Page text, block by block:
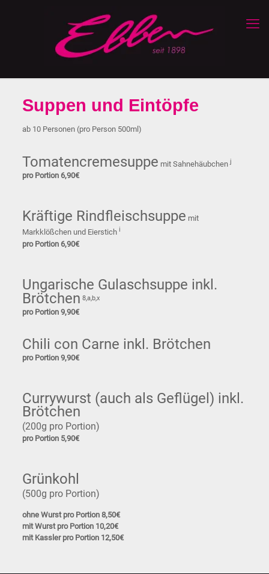
Suppen und Eintöpfe
ab 10 Personen (pro Person 500ml)
Tomatencremesuppe mit Sahnehäubchenj
pro Portion 6,90€
Kräftige Rindfleischsuppe mit
Markklößchen und Eierstich i
pro Portion 6,90€
Ungarische Gulaschsuppe inkl.
Brötchen 8,a,b,x
pro Portion 9,90€
Chili con Carne inkl. Brötchen
pro Portion 9,90€
Currywurst (auch als Geflügel) inkl.
Brötchen
(200g pro Portion)
pro Portion 5,90€
Grünkohl
(500g pro Portion)
ohne Wurst pro Portion 8,50€
mit Wurst pro Portion 10,20€
mit Kassler pro Portion 12,50€